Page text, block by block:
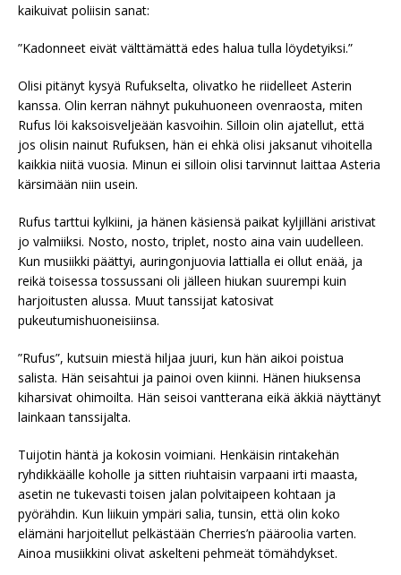
kaikuivat poliisin sanat:
”Kadonneet eivät välttämättä edes halua tulla löydetyiksi.”
Olisi pitänyt kysyä Rufukselta, olivatko he riidelleet Asterin
kanssa. Olin kerran nähnyt pukuhuoneen ovenraosta, miten
Rufus löi kaksoisveljeään kasvoihin. Silloin olin ajatellut, että
jos olisin nainut Rufuksen, hän ei ehkä olisi jaksanut vihoitella
kaikkia niitä vuosia. Minun ei silloin olisi tarvinnut laittaa Asteria
kärsimään niin usein.
Rufus tarttui kylkiini, ja hänen käsiensä paikat kyljilläni aristivat
jo valmiiksi. Nosto, nosto, triplet, nosto aina vain uudelleen.
Kun musiikki päättyi, auringonjuovia lattialla ei ollut enää, ja
reikä toisessa tossussani oli jälleen hiukan suurempi kuin
harjoitusten alussa. Muut tanssijat katosivat
pukeutumishuoneisiinsa.
”Rufus”, kutsuin miestä hiljaa juuri, kun hän aikoi poistua
salista. Hän seisahtui ja painoi oven kiinni. Hänen hiuksensa
kiharsivat ohimoilta. Hän seisoi vantterana eikä äkkiä näyttänyt
lainkaan tanssijalta.
Tuijotin häntä ja kokosin voimiani. Henkäisin rintakehän
ryhdikkäälle koholle ja sitten riuhtaisin varpaani irti maasta,
asetin ne tukevasti toisen jalan polvitaipeen kohtaan ja
pyörähdin. Kun liikuin ympäri salia, tunsin, että olin koko
elämäni harjoitellut pelkästään Cherries’n pääroolia varten.
Ainoa musiikkini olivat askelteni pehmeät tömähdykset.